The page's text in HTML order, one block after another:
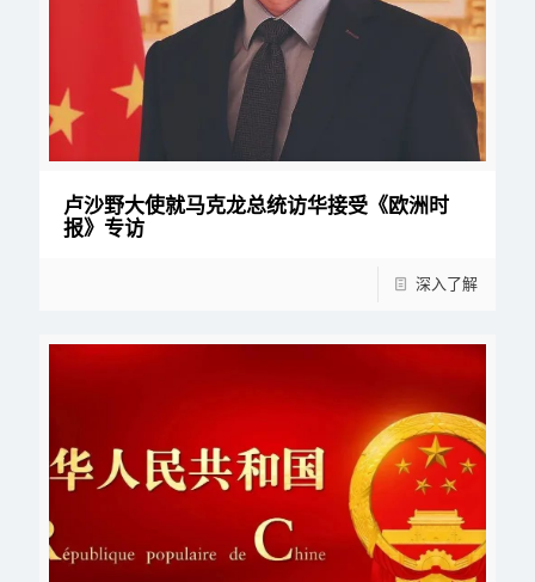
卢沙野大使就马克龙总统访华接受《欧洲时
报》专访
深入了解